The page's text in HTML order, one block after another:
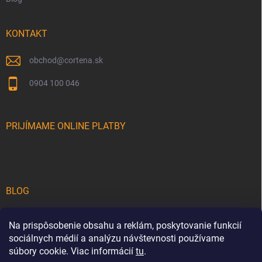
Na prispôsobenie obsahu a reklám, poskytovanie funkcií
sociálnych médií a analýzu návštevnosti používame
súbory cookie. Viac informácií tu.
KONTAKT
obchod@cortena.sk
0904 100 046
PRIJÍMAME ONLINE PLATBY
BLOG
luxusný drevený nábytok
5 tipov, ako premeniť vašu záhradu na luxusnú oázu pokoja a štýlu